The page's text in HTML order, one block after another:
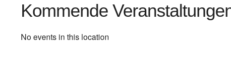
Kommende
No events in this location